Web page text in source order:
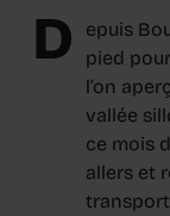
D
epuis
pied
l’on
vallée
ce mois
allers et